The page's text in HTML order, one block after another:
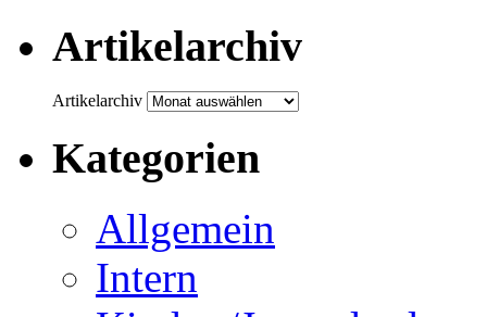
Artikelarchiv
Artikelarchiv
Kategorien
Allgemein
Intern